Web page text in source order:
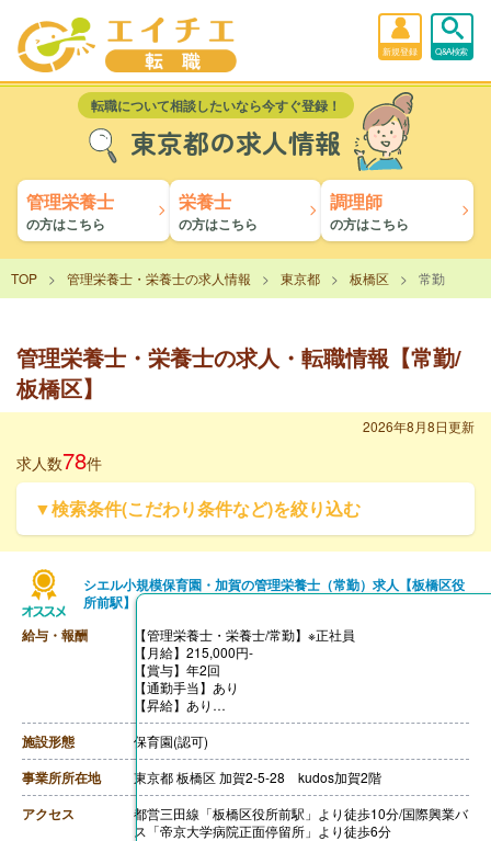
新規登録 Q&A検索
転職について相談したいなら今すぐ登録！
東京都の求人情報
管理栄養士
の方はこちら
栄養士
の方はこちら
調理師
の方はこちら
TOP 管理栄養士・栄養士の求人情報 東京都 板橋区 常勤
管理栄養士・栄養士の求人・転職情報【常勤/
板橋区】
2026年8月8日更新
求人数78件
▼検索条件(こだわり条件など)を絞り込む
シエル小規模保育園・加賀の管理栄養士（常勤）求人【板橋区役
所前駅】
給与・報酬
【管理栄養士・栄養士/常勤】※正社員
【月給】215,000円-
【賞与】年2回
【通勤手当】あり
【昇給】あり
【退職金】あり
施設形態 保育園(認可)
事業所所在地 東京都 板橋区 加賀2-5-28 kudos加賀2階
アクセス
都営三田線「板橋区役所前駅」より徒歩10分/国際興業バ
ス「帝京大学病院正面停留所」より徒歩6分